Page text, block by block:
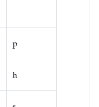
p
h